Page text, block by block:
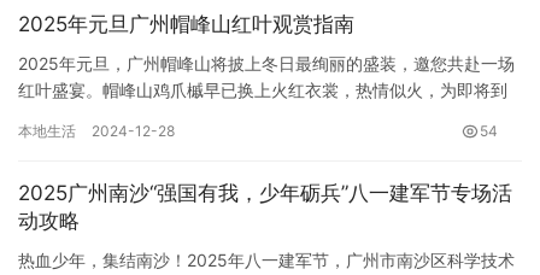
2025年元旦广州帽峰山红叶观赏指南
2025年元旦，广州帽峰山将披上冬日最绚丽的盛装，邀您共赴一场
红叶盛宴。帽峰山鸡爪槭早已换上火红衣裳，热情似火，为即将到
佳…
本地生活 2024-12-28 54
2025广州南沙“强国有我，少年砺兵”八一建军节专场活
动攻略
热血少年，集结南沙！2025年八一建军节，广州市南沙区科学技术